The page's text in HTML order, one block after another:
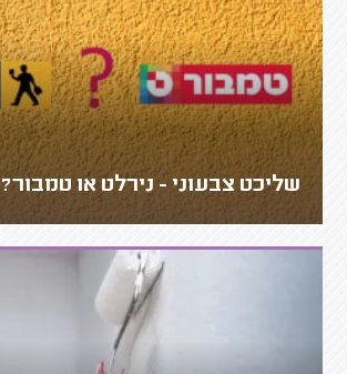
שליכט צבעוני - נירלט או טמבור?